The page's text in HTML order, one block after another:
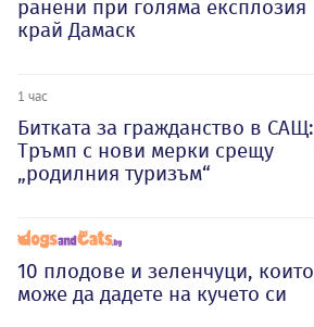
ранени при голяма експлозия
край Дамаск
1 час
Битката за гражданство в САЩ:
Тръмп с нови мерки срещу
„родилния туризъм“
10 плодове и зеленчуци, които
може да дадете на кучето си